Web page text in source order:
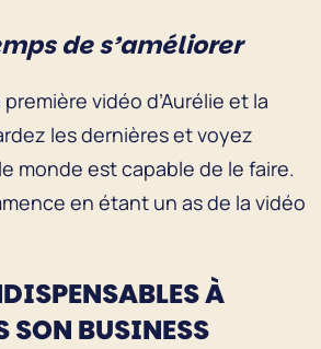
de s’améliorer
vidéo d’Aurélie et la
les dernières et voyez
monde est capable de le faire.
en étant un as de la vidéo
À
SON BUSINESS